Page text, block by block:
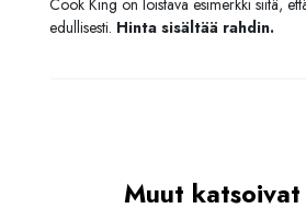
Cook King on loistava esimerkki siitä,
edullisesti. Hinta sisältää rahdin.
Muut katsoivat